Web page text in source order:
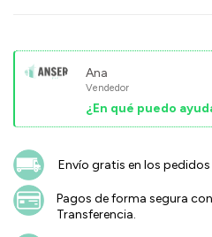
Ana
Vendedor
¿En qué puedo
Envío gratis en los
Pagos de forma segura
Transferencia.